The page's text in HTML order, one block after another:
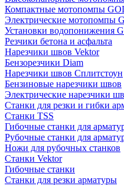
Компактные мотопомпы
Электрические мотопомпы
Установки водопонижения
Резчики бетона и асфальта
Нарезчики швов Vektor
Бензорезчики Diam
Нарезчики швов Сплитстоун
Бензиновые нарезчики швов
Электрические нарезчики
Станки для резки и гибки
Станки TSS
Гибочные станки для
Рубочные станки для
Ножи для рубочных станков
Станки Vektor
Гибочные станки
Станки для резки арматуры